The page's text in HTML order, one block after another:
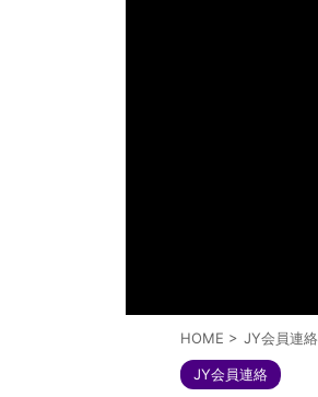
HOME > JY会員連絡
JY会員連絡